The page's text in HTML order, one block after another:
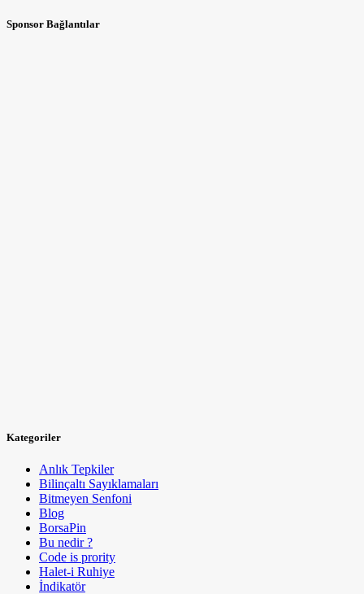
Sponsor Bağlantılar
Kategoriler
Anlık Tepkiler
Bilinçaltı Sayıklamaları
Bitmeyen Senfoni
Blog
BorsaPin
Bu nedir ?
Code is prority
Halet-i Ruhiye
İndikatör